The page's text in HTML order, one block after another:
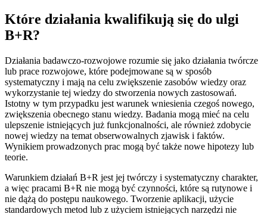
Które działania kwalifikują się do ulgi
B+R?
Działania badawczo-rozwojowe rozumie się jako działania twórcze
lub prace rozwojowe, które podejmowane są w sposób
systematyczny i mają na celu zwiększenie zasobów wiedzy oraz
wykorzystanie tej wiedzy do stworzenia nowych zastosowań.
Istotny w tym przypadku jest warunek wniesienia czegoś nowego,
zwiększenia obecnego stanu wiedzy. Badania mogą mieć na celu
ulepszenie istniejących już funkcjonalności, ale również zdobycie
nowej wiedzy na temat obserwowalnych zjawisk i faktów.
Wynikiem prowadzonych prac mogą być także nowe hipotezy lub
teorie.
Warunkiem działań B+R jest jej twórczy i systematyczny charakter,
a więc pracami B+R nie mogą być czynności, które są rutynowe i
nie dążą do postępu naukowego. Tworzenie aplikacji, użycie
standardowych metod lub z użyciem istniejących narzędzi nie